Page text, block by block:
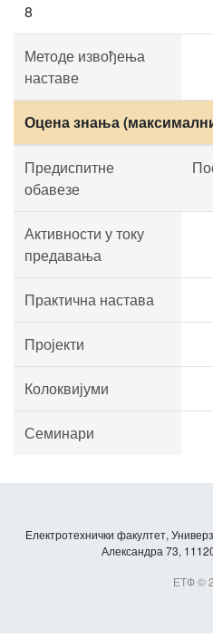
8
Методе извођења
наставе
Оцена знања
Предиспитне
обавезе
Активности у току
предавања
Практична настава
Пројекти
Колоквијуми
Семинари
Електротехнички факултет,
Александра 73,
ЕТФ ©